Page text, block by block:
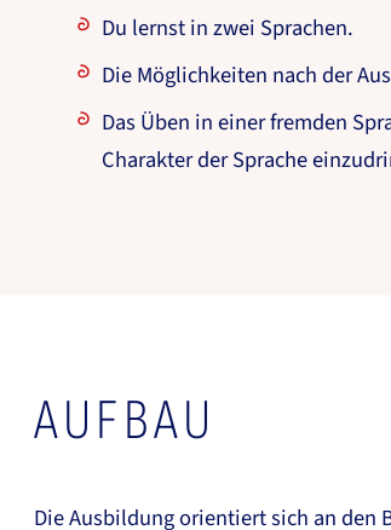
Du lernst in zwei Sprachen.
Die Möglichkeiten nach der
Das Üben in einer fremden
Charakter der Sprache
AUFBAU
Die Ausbildung orientiert sich an den